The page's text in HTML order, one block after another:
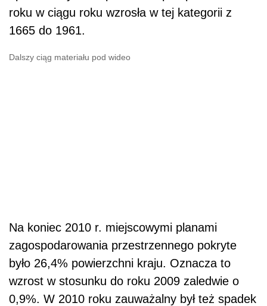
roku w ciągu roku wzrosła w tej kategorii z
1665 do 1961.
Dalszy ciąg materiału pod wideo
Na koniec 2010 r. miejscowymi planami
zagospodarowania przestrzennego pokryte
było 26,4% powierzchni kraju. Oznacza to
wzrost w stosunku do roku 2009 zaledwie o
0,9%. W 2010 roku zauważalny był też spadek